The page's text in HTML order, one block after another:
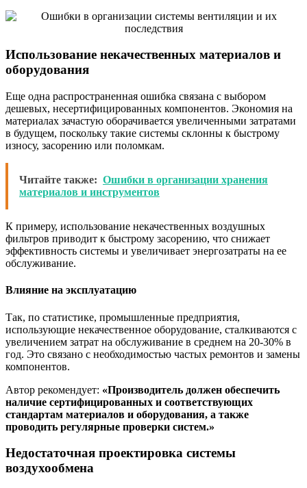
Использование некачественных материалов и
оборудования
Еще одна распространенная ошибка связана с выбором
дешевых, несертифицированных компонентов. Экономия на
материалах зачастую оборачивается увеличенными затратами
в будущем, поскольку такие системы склонны к быстрому
износу, засорению или поломкам.
Читайте также: Ошибки в организации хранения
материалов и инструментов
К примеру, использование некачественных воздушных
фильтров приводит к быстрому засорению, что снижает
эффективность системы и увеличивает энергозатраты на ее
обслуживание.
Влияние на эксплуатацию
Так, по статистике, промышленные предприятия,
использующие некачественное оборудование, сталкиваются с
увеличением затрат на обслуживание в среднем на 20-30% в
год. Это связано с необходимостью частых ремонтов и замены
компонентов.
Автор рекомендует: «Производитель должен обеспечить
наличие сертифицированных и соответствующих
стандартам материалов и оборудования, а также
проводить регулярные проверки систем.»
Недостаточная проектировка системы
воздухообмена